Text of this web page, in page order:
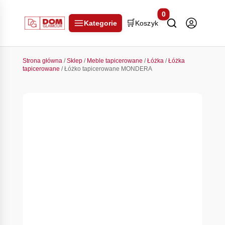
Kategorie 🛒 Koszyk
0
Strona główna/Sklep/ Meble tapicerowane /Łóżka/Łóżka
tapicerowane / Łóżko tapicerowane MONDERA